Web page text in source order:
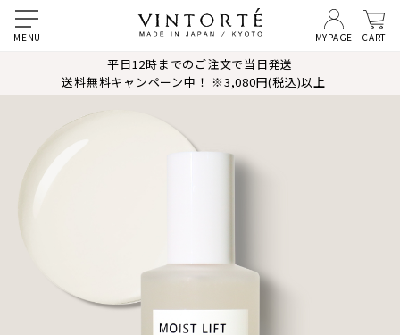
MYPAGE CART
平日12時までのご注文で当日発送
送料無料キャンペーン中！ ※3,080円(税込)以上